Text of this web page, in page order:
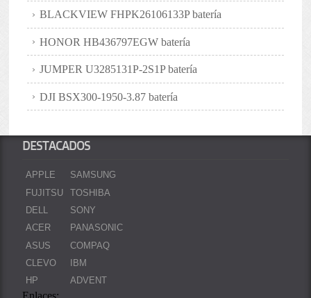
BLACKVIEW FHPK26106133P batería
HONOR HB436797EGW batería
JUMPER U3285131P-2S1P batería
DJI BSX300-1950-3.87 batería
DESTACADOS
APPLE
FUJITSU
DELL
ACER
ASUS
CLEVO
HP
SAMSUNG
TOSHIBA
SONY
PANASONIC
COMPAQ
IBM
ADVENT
Enlaces: